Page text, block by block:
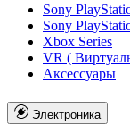
Sony
Sony
Xbox Series
VR (
Аксессуары
Электроника